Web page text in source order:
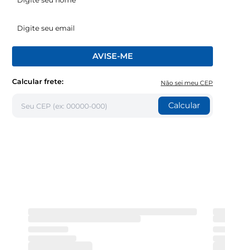
AVISE-ME
Calcular frete: Não sei meu CEP
Calcular